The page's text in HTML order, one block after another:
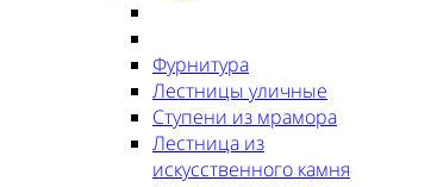
Фурнитура
Лестницы уличные
Ступени из мрамора
Лестница из
искусственного камня